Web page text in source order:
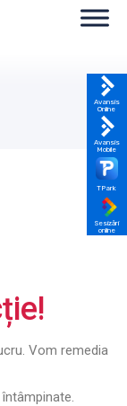
Vom remedia
Avansis
Online
Avansis
Mobile
TPark
Sesizări
online